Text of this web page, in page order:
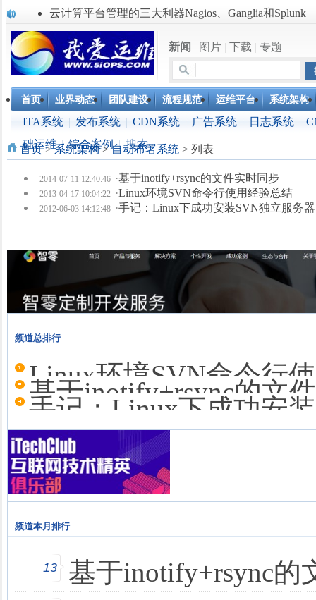
云计算平台管理的三大利器Nagios、Ganglia和Splunk
服务器遭黑客入侵导致网络流量异常的排查分析
复杂网络架构导致的诡异网络问题排查分享
Percona Playback 0.3 development release
使用jmx client监控activemq
Hive查询OOM分析
浅解Facebook的服务器架构
一淘网后面的技术与架构
实现多个无线AP桥接，扩大家庭WIFI覆盖
Linux下系统或服务排障的最佳实践
新闻 图片 下载 专题
首页 业界动态 团队建设 流程规范 运维平台 系统架构
ITA系统 | 发布系统 | CDN系统 | 广告系统 | 日志系统 |
础运维|综合案例| 搜索
首页>系统架构>自动布署系统 > 列表
2014-07-11 12:40:46 ·基于inotify+rsync的文件实时同步
2013-04-17 10:04:22 ·Linux环境SVN命令行使用经验总结
2012-06-03 14:12:48 ·手记：Linux下成功安装SVN独立服务器
频道总排行
Linux环境SVN命令行
基于inotify+rsync的文
手记：Linux下成功安
频道本月排行
13 基于inotify+rsync的